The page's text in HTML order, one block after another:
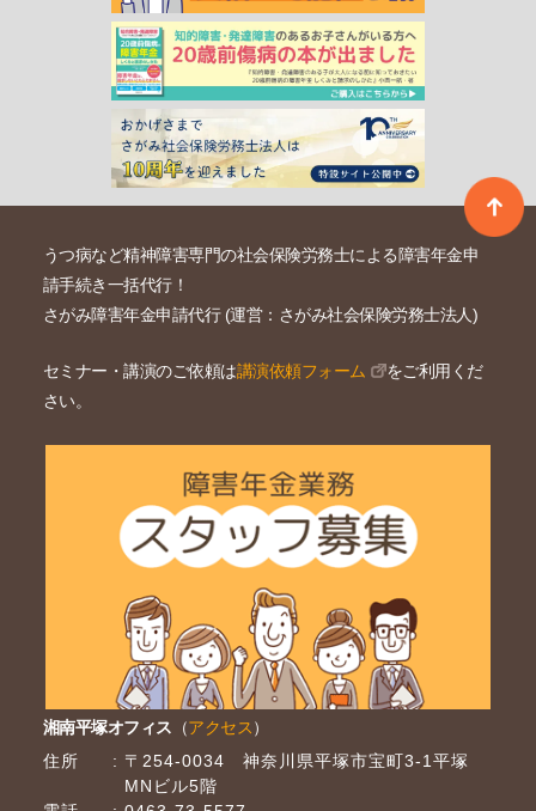
うつ病など精神障害専門の社会保険労務士による障害年金申
請手続き一括代行！
さがみ障害年金申請代行 (運営：さがみ社会保険労務士法人)
セミナー・講演のご依頼は講演依頼フォーム
をご利用くだ
さい。
湘南平塚オフィス （アクセス）
住所
〒254-0034 神奈川県平塚市宝町3-1平塚
MNビル5階